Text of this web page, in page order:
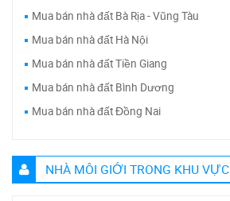
Mua bán nhà đất Bà Rịa - Vũng Tàu
Mua bán nhà đất Hà Nội
Mua bán nhà đất Tiền Giang
Mua bán nhà đất Bình Dương
Mua bán nhà đất Đồng Nai
NHÀ MÔI GIỚI TRONG KHU VỰC